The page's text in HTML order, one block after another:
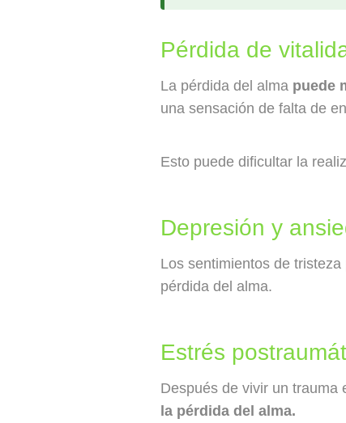
Pérdida de
La pérdida del alma puede
una sensación de falta de
Esto puede dificultar la
Depresión y
Los sentimientos de
pérdida del alma.
Estrés
Después de vivir un trauma
la pérdida del alma.